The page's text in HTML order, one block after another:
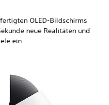
OLED-Bildschirms
neue Realitäten und
ein.